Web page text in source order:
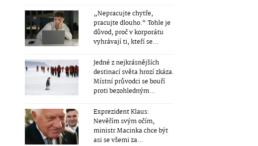
„Nepracujte chytře,
pracujte dlouho.“ Tohle je
důvod, proč v korporátu
vyhrávají ti, kteří se...
Jedné z nejkrásnějších
destinací světa hrozí zkáza.
Místní průvodci se bouří
proti bezohledným...
Exprezident Klaus:
Nevěřím svým očím,
ministr Macinka chce být
asi se všemi za...